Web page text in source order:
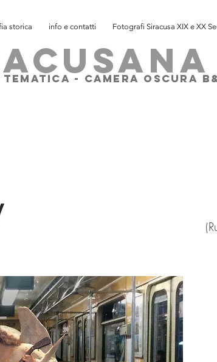
storica info e contatti Fotografi Siracusa XIX e XX
- CAMERA OSCURA